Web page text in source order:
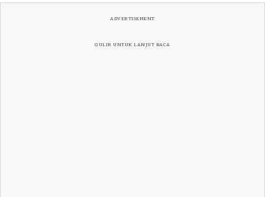
ADVERTISEMENT
GULIR UNTUK LANJUT BACA